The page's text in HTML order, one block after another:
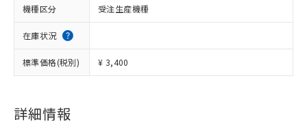
機種区分 受注生産機種
在庫状況
標準価格(税別) ¥ 3,400
詳細情報